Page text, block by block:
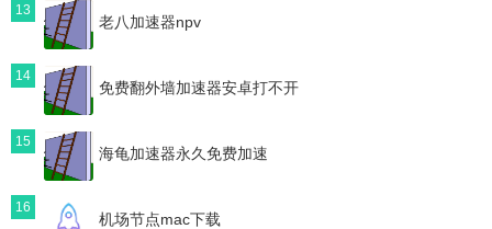
13
老八加速器npv
14
免费翻外墙加速器安卓打不开
15
海龟加速器永久免费加速
16
机场节点mac下载